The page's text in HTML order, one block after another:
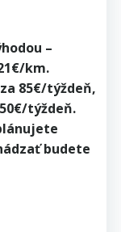
–
km.
85€/týždeň,
týždeň.
budete